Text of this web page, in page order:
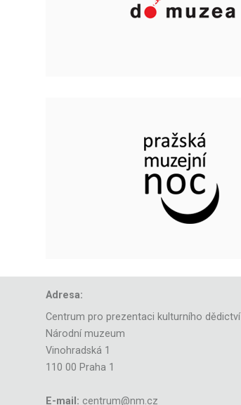
Adresa:
Centrum pro prezentaci kulturního dědictví
Národní muzeum
Vinohradská 1
110 00 Praha 1
E-mail: centrum@nm.cz